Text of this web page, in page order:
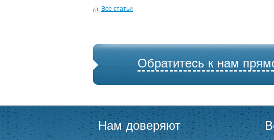
Все статьи
Обратитесь к нам
Нам доверяют